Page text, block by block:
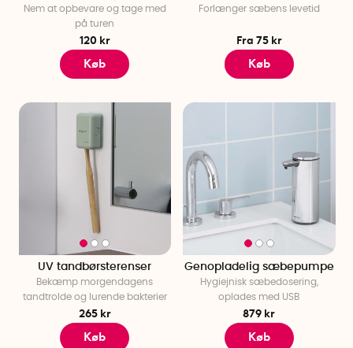
Nem at opbevare og tage med
på turen
120 kr
Køb
Forlænger sæbens levetid
Fra 75 kr
Køb
UV tandbørsterenser
Bekæmp morgendagens
tandtrolde og lurende bakterier
265 kr
Køb
Genopladelig sæbepumpe
Hygiejnisk sæbedosering,
oplades med USB
879 kr
Køb